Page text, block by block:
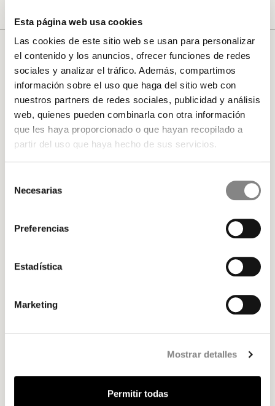
Esta página web usa cookies
Las cookies de este sitio web se usan para personalizar
el contenido y los anuncios, ofrecer funciones de redes
sociales y analizar el tráfico. Además, compartimos
información sobre el uso que haga del sitio web con
nuestros partners de redes sociales, publicidad y análisis
web, quienes pueden combinarla con otra información
que les haya proporcionado o que hayan recopilado a
partir del uso que haya hecho de sus servicios.
Necesarias
Preferencias
Estadística
Marketing
Mostrar detalles
Permitir todas
Trajes de flamenca Feria de Sevilla
Los trajes de flamenca tienen una historia rica y
arraigada en la tradición sevillana. Se originaron en
las primitivas ferias de ganado, donde las mujeres
que asistían, muchas de ellas gitanas y campesinas
andaluzas, llevaban humildes batas de percal con
clásicos lunares. Estas batas, conocidas como
realzaban la figura femenina y le otorgaban un estilo
La Exposición de Sevilla de 1929 fue fundamental
aceptado por las clases pudientes como un atuendo
indispensable para la Feria. Con el tiempo, se
vestido, como el escote de pico, redondo o
cuadrado, el pelo recogido en moño, el talle ceñido
que se abre desde las caderas a modo de flor, y la
el pelo, el mantoncillo, los pendientes y los
mantones de Manila.